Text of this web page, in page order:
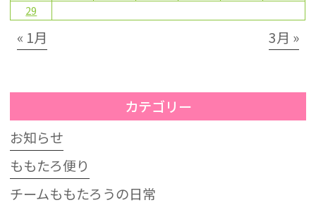
29
« 1月 3月 »
カテゴリー
お知らせ
ももたろ便り
チームももたろうの日常